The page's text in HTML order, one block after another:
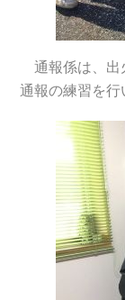
通報係は、出
通報の練習を行